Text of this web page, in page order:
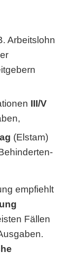
Arbeitslohn
III/V
(Elstam)
empfiehlt
Fällen